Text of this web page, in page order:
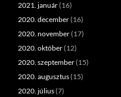
2021. január(16)
2020. december(16)
2020. november(17)
2020. október(12)
2020. szeptember(15)
2020. augusztus(15)
2020. július(7)